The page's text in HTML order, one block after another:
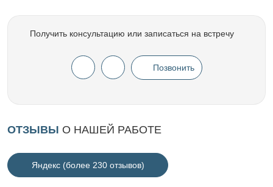
Получить консультацию или записаться на встречу
Позвонить
ОТЗЫВЫ О НАШЕЙ РАБОТЕ
Яндекс (более 230 отзывов)